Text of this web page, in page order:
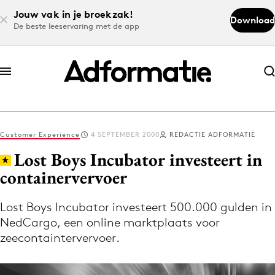
Jouw vak in je broekzak!
De beste leeservaring met de app
Download
Abonneer nu
Abonneer nu
Log in
Volg het laatste nieuws via de Adformatie
Nieuws app
Customer Experience 4 SEPTEMBER 2000 REDACTIE ADFORMATIE
Lost Boys Incubator investeert in
containervervoer
Lost Boys Incubator investeert 500.000 gulden in
NedCargo, een online marktplaats voor
zeecontaintervervoer.